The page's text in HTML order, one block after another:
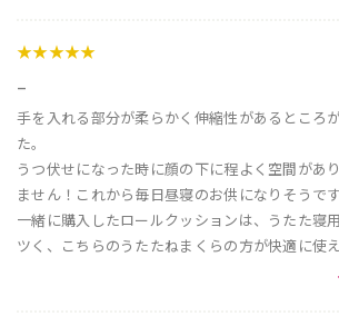
★★★★★
手を入れる部分が柔らかく伸縮性があるところ
た。
うつ伏せになった時に顔の下に程よく空間があ
ません！これから毎日昼寝のお供になりそうです
一緒に購入したロールクッションは、うたた寝
ツく、こちらのうたたねまくらの方が快適に使え